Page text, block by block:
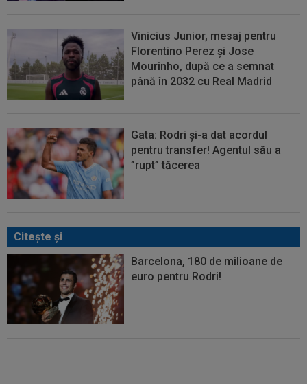
Vinicius Junior, mesaj pentru
Florentino Perez și Jose
Mourinho, după ce a semnat
până în 2032 cu Real Madrid
Gata: Rodri și-a dat acordul
pentru transfer! Agentul său a
”rupt” tăcerea
Citeşte şi
Barcelona, 180 de milioane de
euro pentru Rodri!